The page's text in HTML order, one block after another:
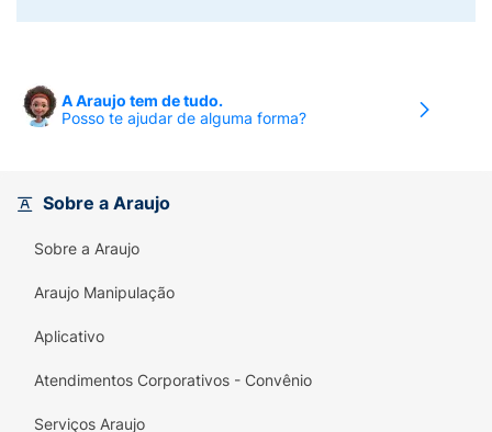
A Araujo tem de tudo.
Posso te ajudar de alguma forma?
Sobre a Araujo
Sobre a Araujo
Araujo Manipulação
Aplicativo
Atendimentos Corporativos - Convênio
Serviços Araujo